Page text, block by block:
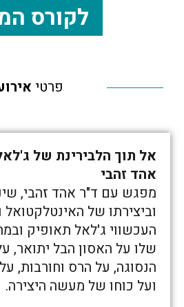
לקורס
פרטי
אהד זהבי
מפגש עם ד"ר אהד זהבי,
וביצירתו של האינטלקטואל
העכשווי ג'לאל תאופיק
שלו על האסון הבל יתואר,
הנסוגה, על הרס וחורבות,
ועל כוחו של מעשה היצירה.